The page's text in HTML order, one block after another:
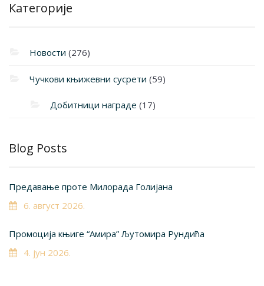
Категорије
Новости (276)
Чучкови књижевни сусрети (59)
Добитници награде (17)
Blog Posts
Предавање проте Милорада Голијана
6. август 2026.
Промоција књиге “Амира” Љутомира Рундића
4. јун 2026.